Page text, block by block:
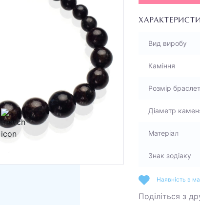
Вид виробу
Каміння
Розмір
Діаметр
Матеріал
Знак зодіаку
Наявність в
Поділіться з